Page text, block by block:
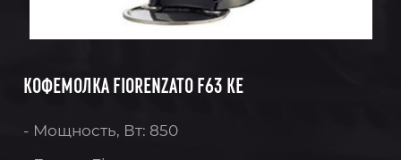
КОФЕМОЛКА FIORENZATO F63 KE
- Мощность, Вт: 850